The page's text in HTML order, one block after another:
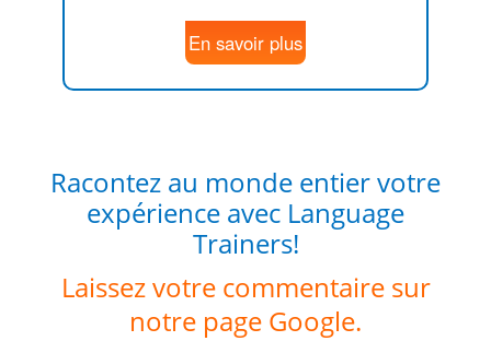
En savoir plus
Racontez au monde entier votre
expérience avec Language
Trainers!
Laissez votre commentaire sur
notre page Google.